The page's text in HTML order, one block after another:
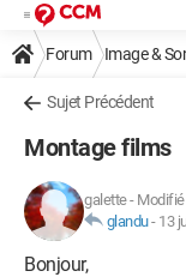
Forum Image &
Sujet Précédent
Montage films
galette- Modifié
glandu- 13
Bonjour,